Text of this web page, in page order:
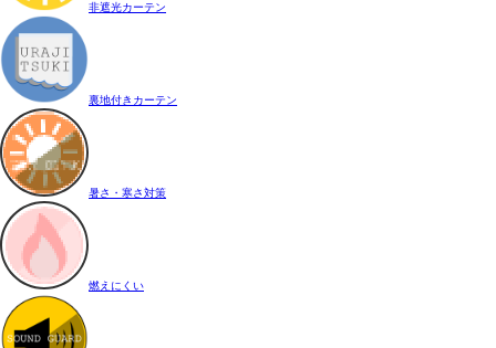
非遮光カーテン
裏地付きカーテン
暑さ・寒さ対策
燃えにくい